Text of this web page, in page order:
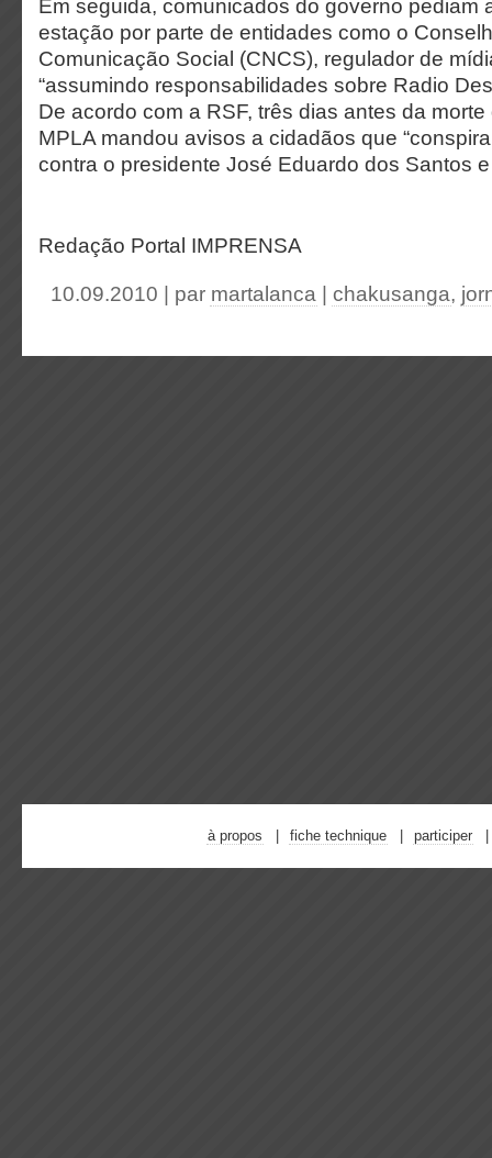
Em seguida, comunicados do governo pediam
estação por parte de entidades como o
Comunicação Social (CNCS), regulador de
“assumindo responsabilidades sobre Radio
De acordo com a RSF, três dias antes da
MPLA mandou avisos a cidadãos que
contra o presidente José Eduardo dos Santos
Redação Portal IMPRENSA
10.09.2010 | par martalanca chakusanga,
à propos fiche technique participer